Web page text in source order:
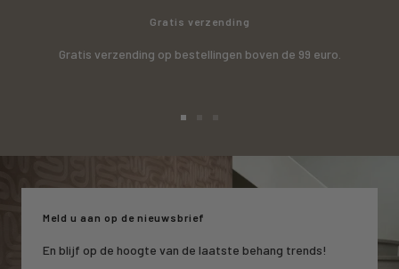
Gratis verzending
Gratis verzending op bestellingen boven de 99 euro.
1
2
slide
3
Meld u aan op de nieuwsbrief
En blijf op de hoogte van de laatste behang trends!